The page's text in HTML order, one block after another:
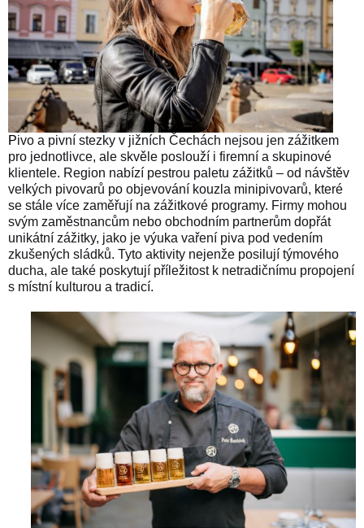
Pivo a pivní stezky v jižních Čechách nejsou jen zážitkem
pro jednotlivce, ale skvěle poslouží i firemní a skupinové
klientele. Region nabízí pestrou paletu zážitků – od návštěv
velkých pivovarů po objevování kouzla minipivovarů, které
se stále více zaměřují na zážitkové programy. Firmy mohou
svým zaměstnancům nebo obchodním partnerům dopřát
unikátní zážitky, jako je výuka vaření piva pod vedením
zkušených sládků. Tyto aktivity nejenže posilují týmového
ducha, ale také poskytují příležitost k netradičnímu propojení
s místní kulturou a tradicí.